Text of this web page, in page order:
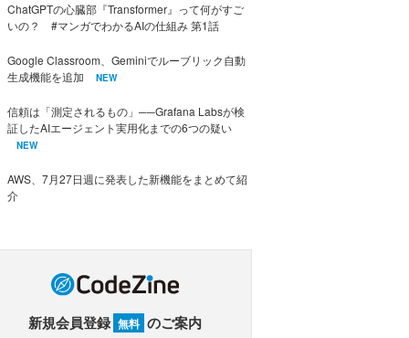
ChatGPTの心臓部『Transformer』って何がすご
いの？ #マンガでわかるAIの仕組み 第1話
Google Classroom、Geminiでルーブリック自動
生成機能を追加
NEW
信頼は「測定されるもの」──Grafana Labsが検
証したAIエージェント実用化までの6つの疑い
NEW
AWS、7月27日週に発表した新機能をまとめて紹
介
新規会員登録 無料 のご案内